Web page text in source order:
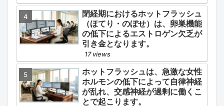
閉経期におけるホットフラッシュ
（ほてり・のぼせ）は、卵巣機能
の低下によるエストロゲン欠乏が
引き金となります。
17 views
ホットフラッシュは、急激な女性
ホルモンの低下によって自律神経
が乱れ、交感神経が過剰に働くこ
とで起こります。